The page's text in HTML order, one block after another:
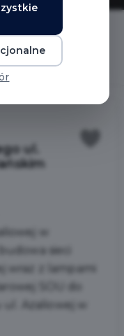
w Pruszczu
ul.
w
sieci
z lampami
SOU do
ul. Azaliowej w